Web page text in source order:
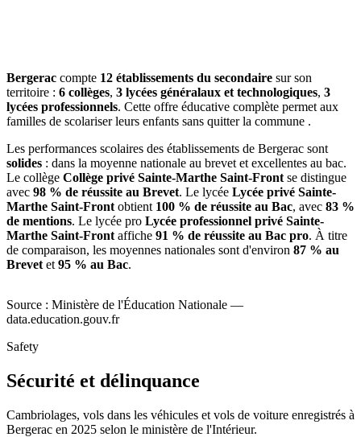
Bergerac compte 12 établissements du secondaire sur son
territoire : 6 collèges, 3 lycées généralaux et technologiques, 3
lycées professionnels. Cette offre éducative complète permet aux
familles de scolariser leurs enfants sans quitter la commune .
Les performances scolaires des établissements de Bergerac sont
solides : dans la moyenne nationale au brevet et excellentes au bac.
Le collège Collège privé Sainte-Marthe Saint-Front se distingue
avec 98 % de réussite au Brevet. Le lycée Lycée privé Sainte-
Marthe Saint-Front obtient 100 % de réussite au Bac, avec 83 %
de mentions. Le lycée pro Lycée professionnel privé Sainte-
Marthe Saint-Front affiche 91 % de réussite au Bac pro. À titre
de comparaison, les moyennes nationales sont d'environ 87 % au
Brevet et 95 % au Bac.
Source : Ministère de l'Éducation Nationale —
data.education.gouv.fr
Safety
Sécurité et délinquance
Cambriolages, vols dans les véhicules et vols de voiture enregistrés à
Bergerac en 2025 selon le ministère de l'Intérieur.